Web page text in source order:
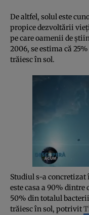
De altfel, solul este
propice dezvoltării
pe care oamenii de
2006, se estima că
trăiesc în sol.
Studiul s-a
este casa a 90% dintre
50% din totalul
trăiesc în sol, potrivit